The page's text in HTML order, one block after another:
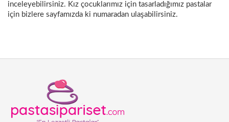
inceleyebilirsiniz. Kız çocuklarımız için tasarladığımız pastalar
için bizlere sayfamızda ki numaradan ulaşabilirsiniz.